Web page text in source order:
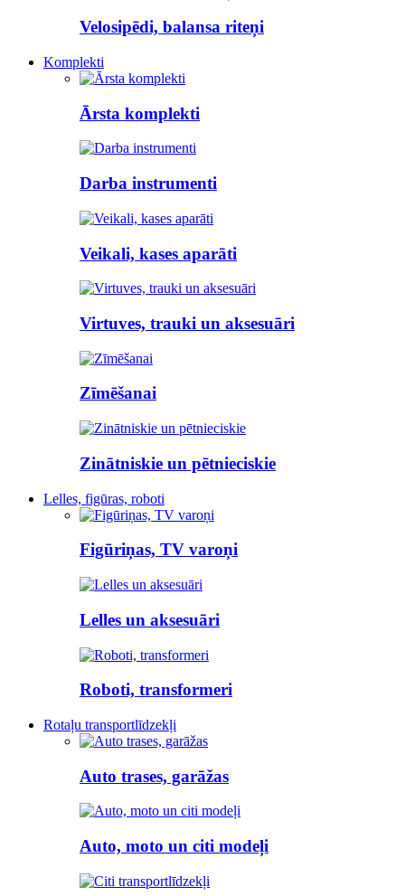
Velosipēdi, balansa riteņi
Komplekti
Ārsta komplekti
Darba instrumenti
Veikali, kases aparāti
Virtuves, trauki un aksesuāri
Zīmēšanai
Zinātniskie un pētnieciskie
Lelles, figūras, roboti
Figūriņas, TV varoņi
Lelles un aksesuāri
Roboti, transformeri
Rotaļu transportlīdzekļi
Auto trases, garāžas
Auto, moto un citi modeļi